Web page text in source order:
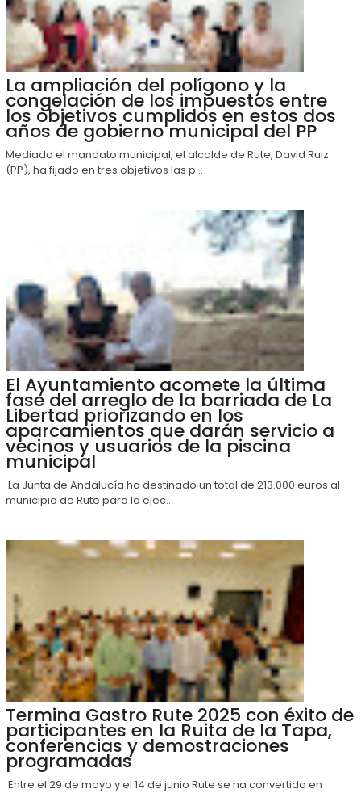
La ampliación del polígono y la
congelación de los impuestos entre
los objetivos cumplidos en estos dos
años de gobierno municipal del PP
Mediado el mandato municipal, el alcalde de Rute, David Ruiz
(PP), ha fijado en tres objetivos las p...
El Ayuntamiento acomete la última
fase del arreglo de la barriada de La
Libertad priorizando en los
aparcamientos que darán servicio a
vecinos y usuarios de la piscina
municipal
La Junta de Andalucía ha destinado un total de 213.000 euros al
municipio de Rute para la ejec...
Termina Gastro Rute 2025 con éxito de
participantes en la Ruita de la Tapa,
conferencias y demostraciones
programadas
Entre el 29 de mayo y el 14 de junio Rute se ha convertido en